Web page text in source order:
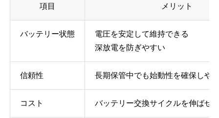
項目 メリット
バッテリー状態
電圧を安定して維持できる
深放電を防ぎやすい
信頼性 長期保管中でも始動性を確保しや
コスト バッテリー交換サイクルを伸ばせ